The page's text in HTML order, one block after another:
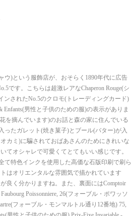
ウ)という服飾店が、おそらく1890年代に広告
です。こちらは超激レアなChaperon Rouge(シ
されたNo.5のクロモ(トレーディングカード)
Enfants(男性と子供のための服)の表示がありま
を摘んでいます)のお話と森の家に住んでいる
たガレット(焼き菓子)とブール(バター)が入
カミ)に騙されておばあさんのためにきれいな
てオシャレで可愛くてとてもいい感じです。
て特色インクを使用した高価な石版印刷で刷ら
はオリエンタルな雰囲気で描かれています
良く分かりますね。また、裏面にはComptoir
Poissonniere, 26(フォーブル・ポワッソ
フォーブル・モンマルトル通り12番地) 75,